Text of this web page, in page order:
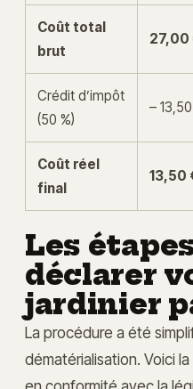
Coût total
brut
27,00
Crédit d’impôt
(50 %)
–
Coût réel
final
13,50
Les
déclarer
jardinier
La procédure a été
dématérialisation. Voici